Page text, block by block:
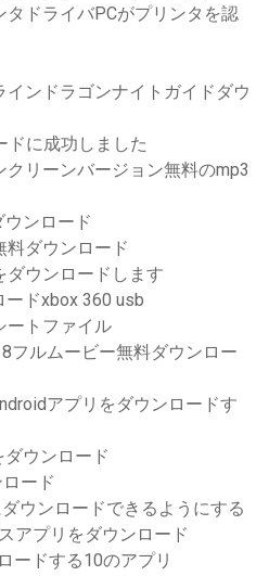
ドライバPCがプリンタを認
ンドラゴンナイトガイドダウ
ドに成功しました
リーンバージョン無料のmp3
ンロード
料ダウンロード
ダウンロードします
ードxbox 360 usb
ートファイル
フルムービー無料ダウンロー
アプリをダウンロードす
ダウンロード
ード
ウンロードできるようにする
アプリをダウンロード
ードする10のアプリ